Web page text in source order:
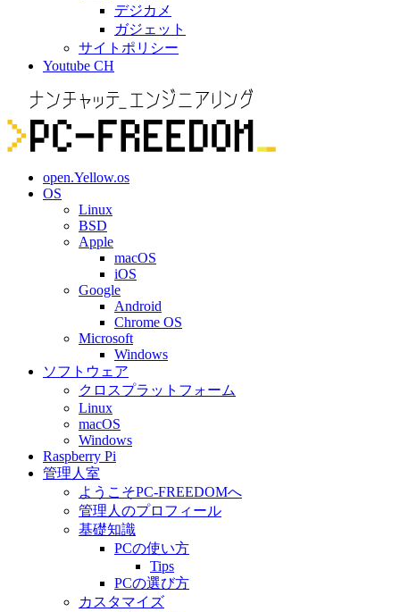
デジカメ
ガジェット
サイトポリシー
Youtube CH
open.Yellow.os
OS
Linux
BSD
Apple
macOS
iOS
Google
Android
Chrome OS
Microsoft
Windows
ソフトウェア
クロスプラットフォーム
Linux
macOS
Windows
Raspberry Pi
管理人室
ようこそPC-FREEDOMへ
管理人のプロフィール
基礎知識
PCの使い方
Tips
PCの選び方
カスタマイズ